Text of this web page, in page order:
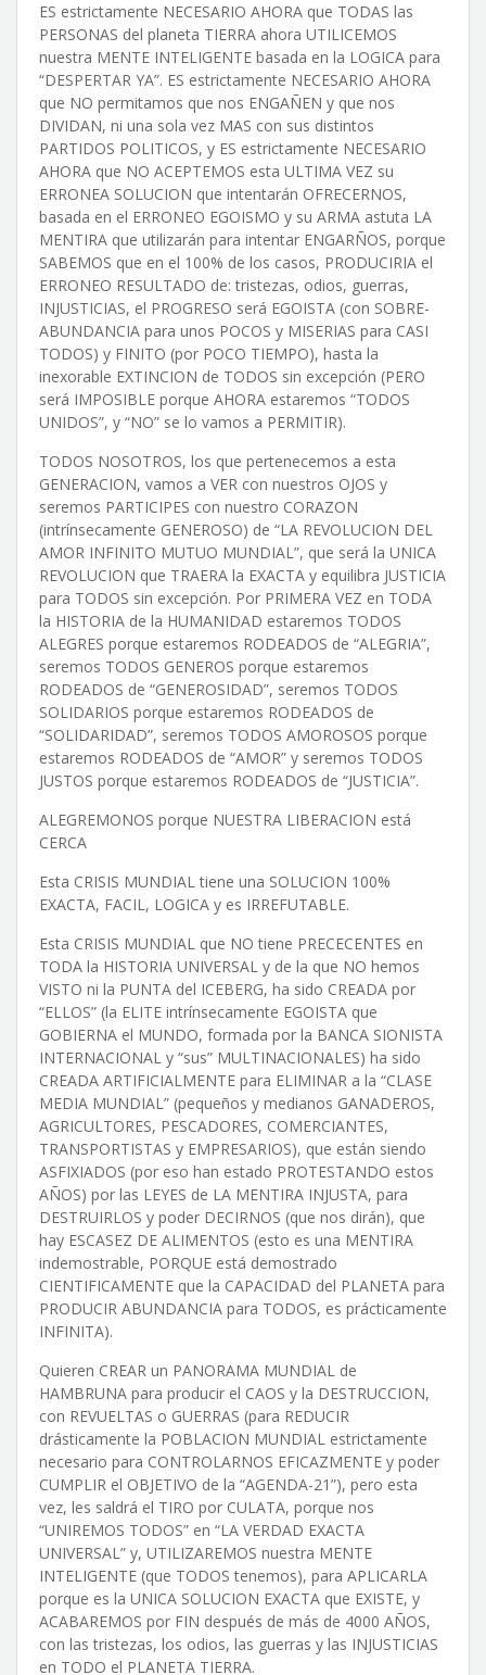
ES estrictamente NECESARIO AHORA que TODAS las
PERSONAS del planeta TIERRA ahora UTILICEMOS
nuestra MENTE INTELIGENTE basada en la LOGICA para
“DESPERTAR YA”. ES estrictamente NECESARIO AHORA
que NO permitamos que nos ENGAÑEN y que nos
DIVIDAN, ni una sola vez MAS con sus distintos
PARTIDOS POLITICOS, y ES estrictamente NECESARIO
AHORA que NO ACEPTEMOS esta ULTIMA VEZ su
ERRONEA SOLUCION que intentarán OFRECERNOS,
basada en el ERRONEO EGOISMO y su ARMA astuta LA
MENTIRA que utilizarán para intentar ENGARÑOS, porque
SABEMOS que en el 100% de los casos, PRODUCIRIA el
ERRONEO RESULTADO de: tristezas, odios, guerras,
INJUSTICIAS, el PROGRESO será EGOISTA (con SOBRE-
ABUNDANCIA para unos POCOS y MISERIAS para CASI
TODOS) y FINITO (por POCO TIEMPO), hasta la
inexorable EXTINCION de TODOS sin excepción (PERO
será IMPOSIBLE porque AHORA estaremos “TODOS
UNIDOS”, y “NO” se lo vamos a PERMITIR).
TODOS NOSOTROS, los que pertenecemos a esta
GENERACION, vamos a VER con nuestros OJOS y
seremos PARTICIPES con nuestro CORAZON
(intrínsecamente GENEROSO) de “LA REVOLUCION DEL
AMOR INFINITO MUTUO MUNDIAL”, que será la UNICA
REVOLUCION que TRAERA la EXACTA y equilibra JUSTICIA
para TODOS sin excepción. Por PRIMERA VEZ en TODA
la HISTORIA de la HUMANIDAD estaremos TODOS
ALEGRES porque estaremos RODEADOS de “ALEGRIA”,
seremos TODOS GENEROS porque estaremos
RODEADOS de “GENEROSIDAD”, seremos TODOS
SOLIDARIOS porque estaremos RODEADOS de
“SOLIDARIDAD”, seremos TODOS AMOROSOS porque
estaremos RODEADOS de “AMOR” y seremos TODOS
JUSTOS porque estaremos RODEADOS de “JUSTICIA”.
ALEGREMONOS porque NUESTRA LIBERACION está
CERCA
Esta CRISIS MUNDIAL tiene una SOLUCION 100%
EXACTA, FACIL, LOGICA y es IRREFUTABLE.
Esta CRISIS MUNDIAL que NO tiene PRECECENTES en
TODA la HISTORIA UNIVERSAL y de la que NO hemos
VISTO ni la PUNTA del ICEBERG, ha sido CREADA por
“ELLOS” (la ELITE intrínsecamente EGOISTA que
GOBIERNA el MUNDO, formada por la BANCA SIONISTA
INTERNACIONAL y “sus” MULTINACIONALES) ha sido
CREADA ARTIFICIALMENTE para ELIMINAR a la “CLASE
MEDIA MUNDIAL” (pequeños y medianos GANADEROS,
AGRICULTORES, PESCADORES, COMERCIANTES,
TRANSPORTISTAS y EMPRESARIOS), que están siendo
ASFIXIADOS (por eso han estado PROTESTANDO estos
AÑOS) por las LEYES de LA MENTIRA INJUSTA, para
DESTRUIRLOS y poder DECIRNOS (que nos dirán), que
hay ESCASEZ DE ALIMENTOS (esto es una MENTIRA
indemostrable, PORQUE está demostrado
CIENTIFICAMENTE que la CAPACIDAD del PLANETA para
PRODUCIR ABUNDANCIA para TODOS, es prácticamente
INFINITA).
Quieren CREAR un PANORAMA MUNDIAL de
HAMBRUNA para producir el CAOS y la DESTRUCCION,
con REVUELTAS o GUERRAS (para REDUCIR
drásticamente la POBLACION MUNDIAL estrictamente
necesario para CONTROLARNOS EFICAZMENTE y poder
CUMPLIR el OBJETIVO de la “AGENDA-21”), pero esta
vez, les saldrá el TIRO por CULATA, porque nos
“UNIREMOS TODOS” en “LA VERDAD EXACTA
UNIVERSAL” y, UTILIZAREMOS nuestra MENTE
INTELIGENTE (que TODOS tenemos), para APLICARLA
porque es la UNICA SOLUCION EXACTA que EXISTE, y
ACABAREMOS por FIN después de más de 4000 AÑOS,
con las tristezas, los odios, las guerras y las INJUSTICIAS
en TODO el PLANETA TIERRA.